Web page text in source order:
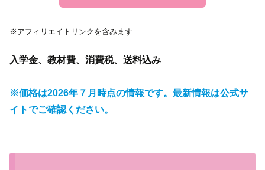
※アフィリエイトリンクを含みます
入学金、教材費、消費税、送料込み
※価格は2026年７月時点の情報です。最新情報は公式サ
イトでご確認ください。